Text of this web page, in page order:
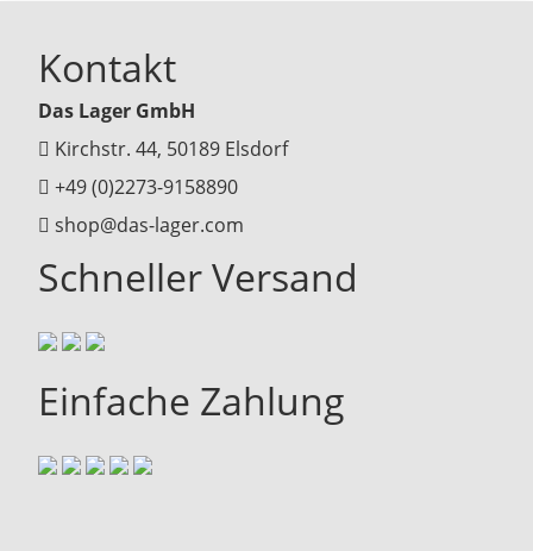
Kontakt
Das Lager GmbH
Kirchstr. 44, 50189 Elsdorf
+49 (0)2273-9158890
shop@das-lager.com
Schneller Versand
Einfache Zahlung